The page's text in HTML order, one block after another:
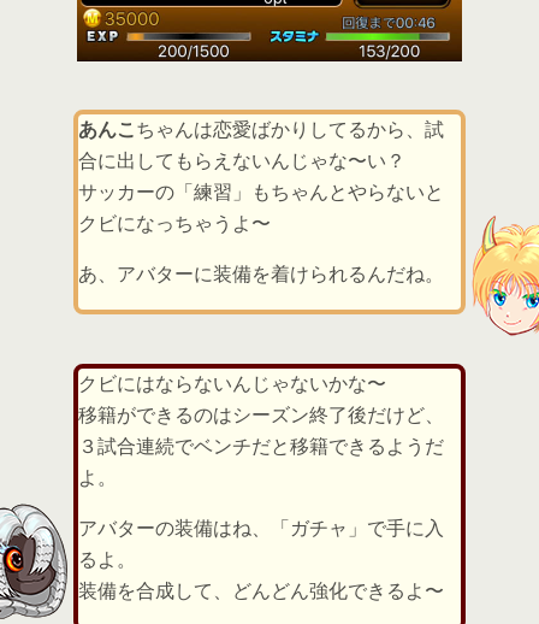
あんこちゃんは恋愛ばかりしてるから、試
合に出してもらえないんじゃな〜い？
サッカーの「練習」もちゃんとやらないと
クビになっちゃうよ〜
あ、アバターに装備を着けられるんだね。
クビにはならないんじゃないかな〜
移籍ができるのはシーズン終了後だけど、
３試合連続でベンチだと移籍できるようだ
よ。
アバターの装備はね、「ガチャ」で手に入
るよ。
装備を合成して、どんどん強化できるよ〜